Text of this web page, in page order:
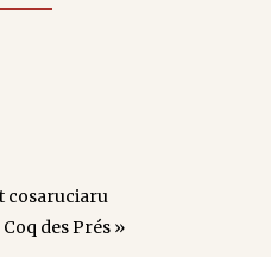
cosaruciaru
des Prés »